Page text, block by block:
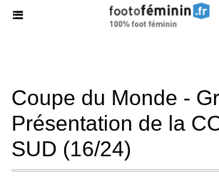
Coupe du Monde -
Présentation de la
SUD (16/24)